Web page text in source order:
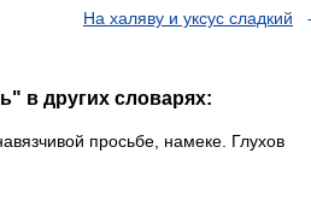
На халяву и уксус сладкий
в других словарях:
просьбе, намеке. Глухов